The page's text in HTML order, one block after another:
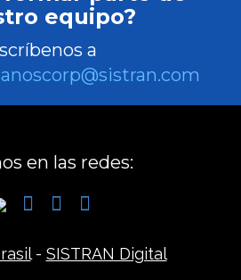
equipo?
a
en las redes:
- SISTRAN Digital